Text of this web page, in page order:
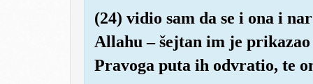
(24) vidio sam da se i ona i
Allahu – šejtan im je
Pravoga puta ih odvratio, te